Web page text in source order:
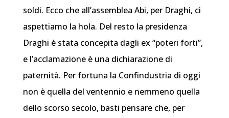
soldi. Ecco che all’assemblea Abi, per Draghi, ci
aspettiamo la hola. Del resto la presidenza
Draghi è stata concepita dagli ex “poteri forti”,
e l’acclamazione è una dichiarazione di
paternità. Per fortuna la Confindustria di oggi
non è quella del ventennio e nemmeno quella
dello scorso secolo, basti pensare che, per